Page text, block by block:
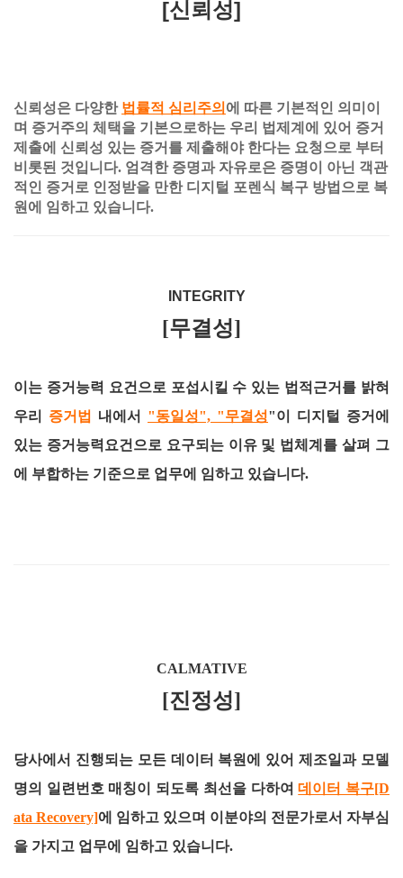
[신뢰성]
신뢰성은 다양한 법률적 심리주의 에 따른 기본적인 의미이
며 증거주의 체택을 기본으로하는 우리 법제계에 있어 증거
제출에 신뢰성 있는 증거를 제출해야 한다는 요청으로 부터
비롯된 것입니다. 엄격한 증명과 자유로은 증명이 아닌 객관
적인 증거로 인정받을 만한 디지털 포렌식 복구 방법으로 복
원에 임하고 있습니다.
INTEGRITY
[무결성]
이는 증거능력 요건으로 포섭시킬 수 있는 법적근거를 밝혀
우리 증거법 내에서 "동일성", "무결성"이 디지털 증거에
있는 증거능력요건으로 요구되는 이유 및 법체계를 살펴 그
에 부합하는 기준으로 업무에 임하고 있습니다.
CALMATIVE
[진정성]
당사에서 진행되는 모든 데이터 복원에 있어 제조일과 모델
명의 일련번호 매칭이 되도록 최선을 다하여데이터 복구[D
ata Recovery]에 임하고 있으며 이분야의 전문가로서 자부심
을 가지고 업무에 임하고 있습니다.